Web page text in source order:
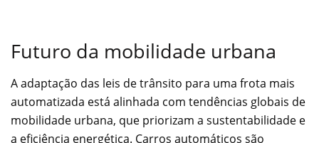
Futuro da mobilidade urbana
A adaptação das leis de trânsito para uma frota mais
automatizada está alinhada com tendências globais de
mobilidade urbana, que priorizam a sustentabilidade e
a eficiência energética. Carros automáticos são